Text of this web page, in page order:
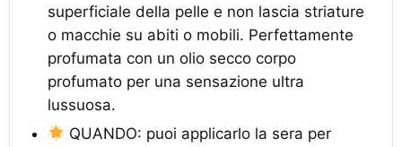
superficiale della pelle e non lascia striature
o macchie su abiti o mobili. Perfettamente
profumata con un olio secco corpo
profumato per una sensazione ultra
lussuosa.
QUANDO: puoi applicarlo la sera per